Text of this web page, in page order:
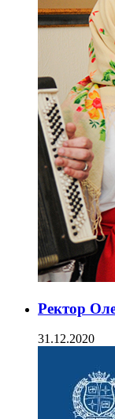
Ректор
31.12.2020